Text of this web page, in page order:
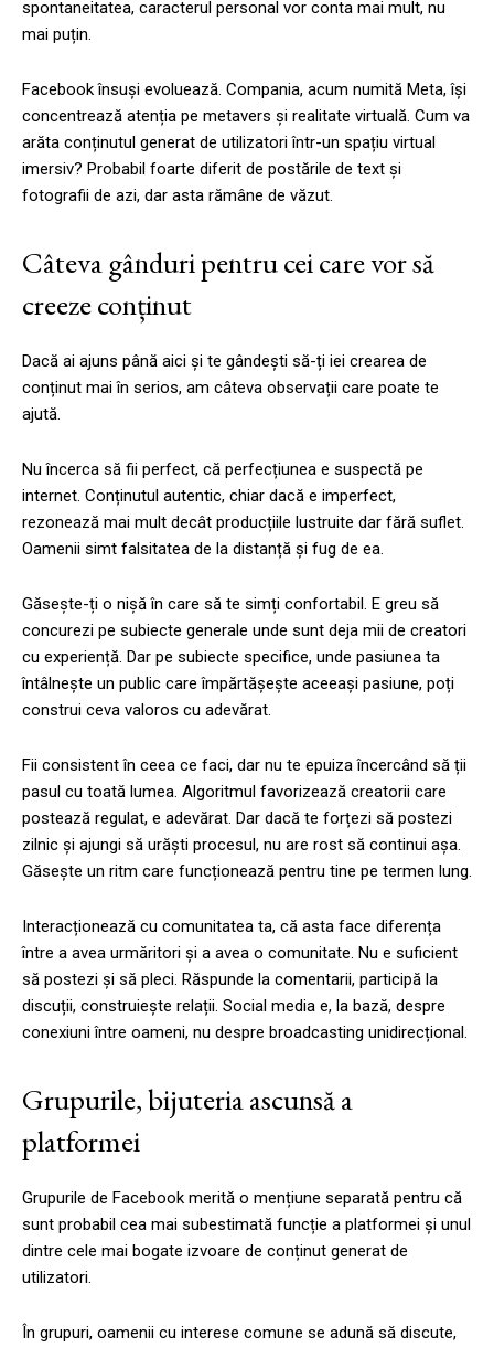
spontaneitatea, caracterul personal vor conta mai mult, nu
mai puțin.
Facebook însuși evoluează. Compania, acum numită Meta, își
concentrează atenția pe metavers și realitate virtuală. Cum va
arăta conținutul generat de utilizatori într-un spațiu virtual
imersiv? Probabil foarte diferit de postările de text și
fotografii de azi, dar asta rămâne de văzut.
Câteva gânduri pentru cei care vor să
creeze conținut
Dacă ai ajuns până aici și te gândești să-ți iei crearea de
conținut mai în serios, am câteva observații care poate te
ajută.
Nu încerca să fii perfect, că perfecțiunea e suspectă pe
internet. Conținutul autentic, chiar dacă e imperfect,
rezonează mai mult decât producțiile lustruite dar fără suflet.
Oamenii simt falsitatea de la distanță și fug de ea.
Găsește-ți o nișă în care să te simți confortabil. E greu să
concurezi pe subiecte generale unde sunt deja mii de creatori
cu experiență. Dar pe subiecte specifice, unde pasiunea ta
întâlnește un public care împărtășește aceeași pasiune, poți
construi ceva valoros cu adevărat.
Fii consistent în ceea ce faci, dar nu te epuiza încercând să ții
pasul cu toată lumea. Algoritmul favorizează creatorii care
postează regulat, e adevărat. Dar dacă te forțezi să postezi
zilnic și ajungi să urăști procesul, nu are rost să continui așa.
Găsește un ritm care funcționează pentru tine pe termen lung.
Interacționează cu comunitatea ta, că asta face diferența
între a avea urmăritori și a avea o comunitate. Nu e suficient
să postezi și să pleci. Răspunde la comentarii, participă la
discuții, construiește relații. Social media e, la bază, despre
conexiuni între oameni, nu despre broadcasting unidirecțional.
Grupurile, bijuteria ascunsă a
platformei
Grupurile de Facebook merită o mențiune separată pentru că
sunt probabil cea mai subestimată funcție a platformei și unul
dintre cele mai bogate izvoare de conținut generat de
utilizatori.
În grupuri, oamenii cu interese comune se adună să discute,